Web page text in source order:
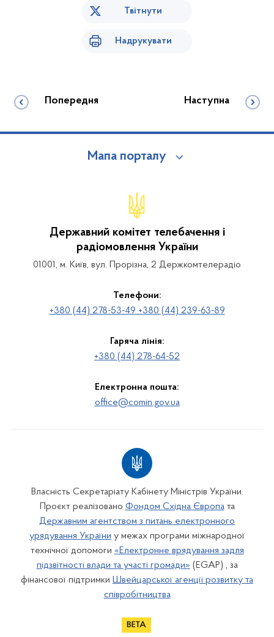
Твітнути
Надрукувати
Попередня Наступна
Мапа порталу
Державний комітет телебачення і
радіомовлення України
01001, м. Київ, вул. Прорізна, 2 Держкомтелерадіо
Телефони:
+380 (44) 278-53-49 +380 (44) 239-63-89
Гаряча лінія:
+380 (44) 278-64-52
Електронна пошта:
office@comin.gov.ua
Власність Секретаріату Кабінету Міністрів України.
Проєкт реалізовано Фондом Східна Європата
Державним агентством з питань електронного
урядування України у межах програми міжнародної
технічної допомоги «Електронне врядування задля
підзвітності влади та участі громади» (EGAP) , за
фінансової підтримки Швейцарської агенції розвитку та
співробітництва